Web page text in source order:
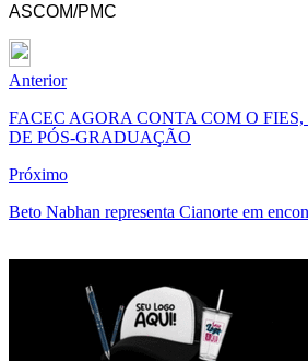
ASCOM/PMC
Anterior
FACEC AGORA CONTA COM O
DE PÓS-GRADUAÇÃO
Próximo
Beto Nabhan representa Cianorte em